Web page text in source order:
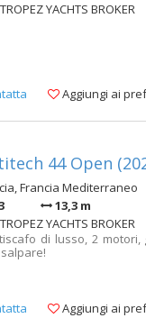
YACHTS BROKER
Aggiungi ai
44 Open
Francia Mediterraneo
13,3 m
YACHTS BROKER
di lusso, 2
Aggiungi ai